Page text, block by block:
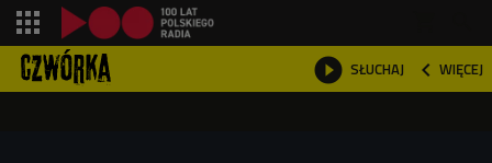
 SŁUCHAJ  WIĘCEJ
